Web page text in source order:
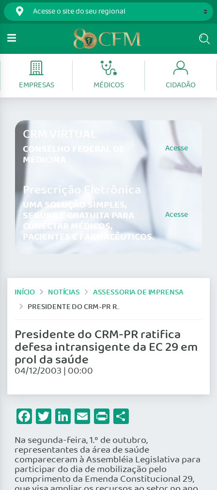
EMPRESAS MÉDICOS CIDADÃO
CRM VIRTUAL
CONSELHO FEDERAL DE
MEDICINA
Acesse
Prescrição Eletrônica
UMA SOLUÇÃO SIMPLES,
SEGURA E GRATUITA PARA
CONECTAR MÉDICOS,
PACIENTES E FARMACÊUTICOS.
Acesse
INÍCIO NOTÍCIAS
ASSESSORIA DE IMPRENSA
PRESIDENTE DO CRM-PR RATIFICA DEFESA INTRANSIGENTE DA EC 29 EM PROL DA SAÚDE
Presidente do CRM-PR ratifica
defesa intransigente da EC 29 em
prol da saúde
04/12/2003 | 00:00
Facebook
Twitter
LinkedIn
Email
Print
Na segunda-feira, 1.º de outubro,
representantes da área de saúde
compareceram à Assembléia Legislativa para
participar do dia de mobilização pelo
cumprimento da Emenda Constitucional 29,